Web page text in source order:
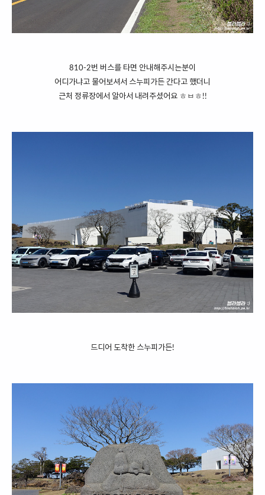
810-2번 버스를 타면 안내해주시는분이
어디가냐고 물어보셔서 스누피가든 간다고 했더니
근처 정류장에서 알아서 내려주셨어요 ㅎㅂㅎ!!
드디어 도착한 스누피가든!